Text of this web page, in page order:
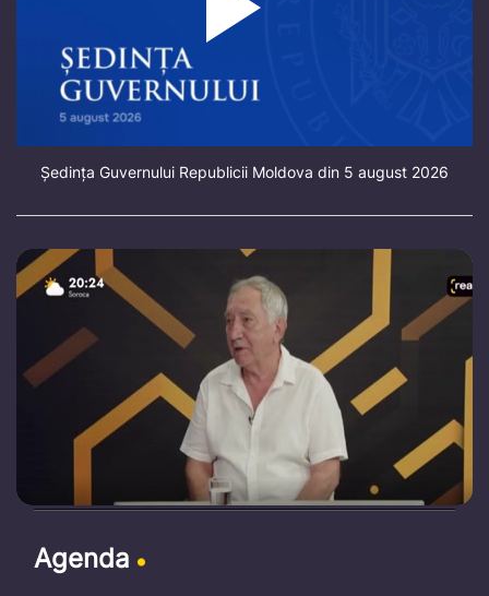
Ședința Guvernului Republicii Moldova din 5 august 2026
Agenda